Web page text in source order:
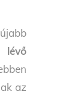
lévő
az